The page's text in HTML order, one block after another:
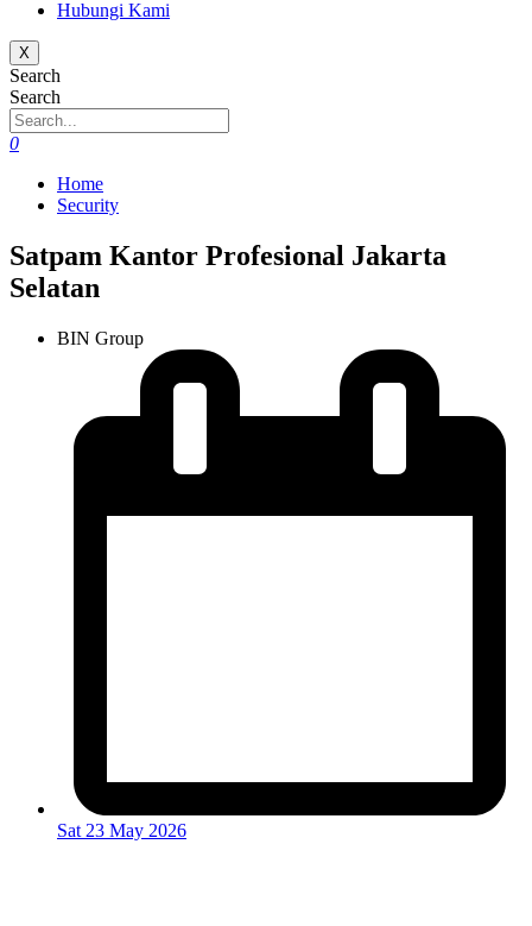
Hubungi Kami
X
Search
Search
0
Home
Security
Satpam Kantor Profesional Jakarta
Selatan
BIN Group
Sat 23 May 2026